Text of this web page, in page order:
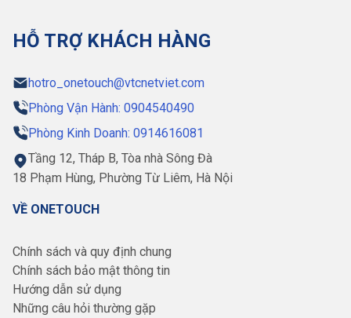
HỖ TRỢ KHÁCH HÀNG
hotro_onetouch@vtcnetviet.com
Phòng Vận Hành: 0904540490
Phòng Kinh Doanh: 0914616081
Tầng 12, Tháp B, Tòa nhà Sông Đà
18 Phạm Hùng, Phường Từ Liêm, Hà Nội
VỀ ONETOUCH
Chính sách và quy định chung
Chính sách bảo mật thông tin
Hướng dẫn sử dụng
Những câu hỏi thường gặp